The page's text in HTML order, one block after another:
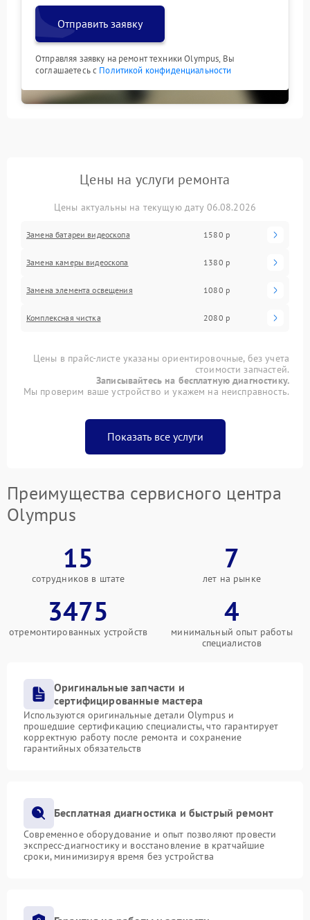
Отправить заявку
Отправляя заявку на ремонт техники Olympus, Вы
соглашаетесь с Политикой конфиденциальности
Цены на услуги ремонта
Цены актуальны на текущую дату 06.08.2026
Замена батареи видеоскопа 1580 р
Замена камеры видеоскопа 1380 р
Замена элемента освещения 1080 р
Комплексная чистка 2080 р
Цены в прайс-листе указаны ориентировочные, без учета
стоимости запчастей.
Записывайтесь на бесплатную диагностику.
Мы проверим ваше устройство и укажем на неисправность.
Показать все услуги
Преимущества сервисного центра
Olympus
15
сотрудников в штате
7
лет на рынке
3475
отремонтированных устройств
4
минимальный опыт работы
специалистов
Оригинальные запчасти и
сертифицированные мастера
Используются оригинальные детали Olympus и
прошедшие сертификацию специалисты, что гарантирует
корректную работу после ремонта и сохранение
гарантийных обязательств
Бесплатная диагностика и быстрый ремонт
Современное оборудование и опыт позволяют провести
экспресс-диагностику и восстановление в кратчайшие
сроки, минимизируя время без устройства